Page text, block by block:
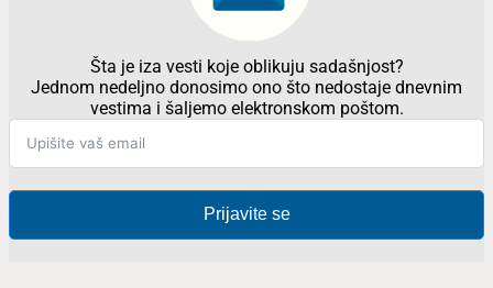
Šta je iza vesti koje oblikuju sadašnjost?
Jednom nedeljno donosimo ono što nedostaje dnevnim
vestima i šaljemo elektronskom poštom.
Prijavite se